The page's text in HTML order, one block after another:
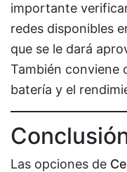
importante
redes disponibles
que se le dará
También conviene
batería y el
Las opciones de